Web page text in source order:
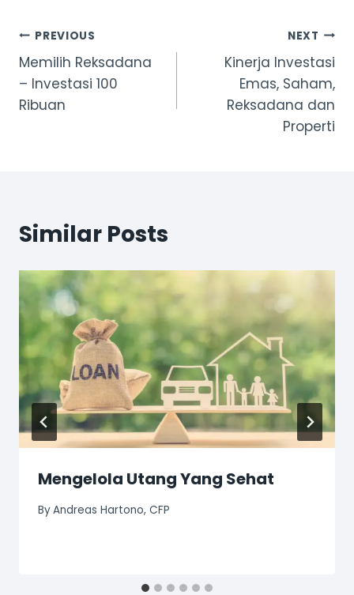
Post
navigation
PREVIOUS
Memilih Reksadana
– Investasi 100
Ribuan
NEXT
Kinerja Investasi
Emas, Saham,
Reksadana dan
Properti
Similar Posts
Mengelola Utang Yang Sehat
ByAndreas Hartono, CFP